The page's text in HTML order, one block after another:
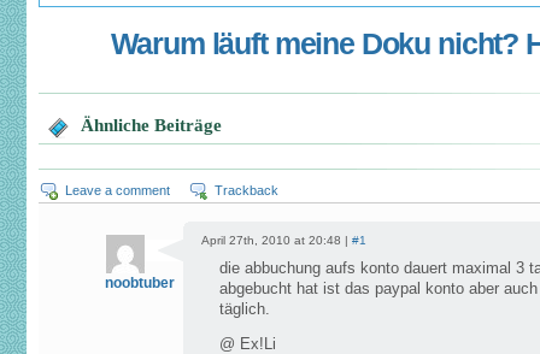
Warum läuft meine Doku nicht?
Ähnliche Beiträge
Leave a comment Trackback
noobtuber
April 27th, 2010 at 20:48 | #1
die abbuchung aufs konto dauert maximal 3
abgebucht hat ist das paypal konto aber
täglich.
@ Ex!Li